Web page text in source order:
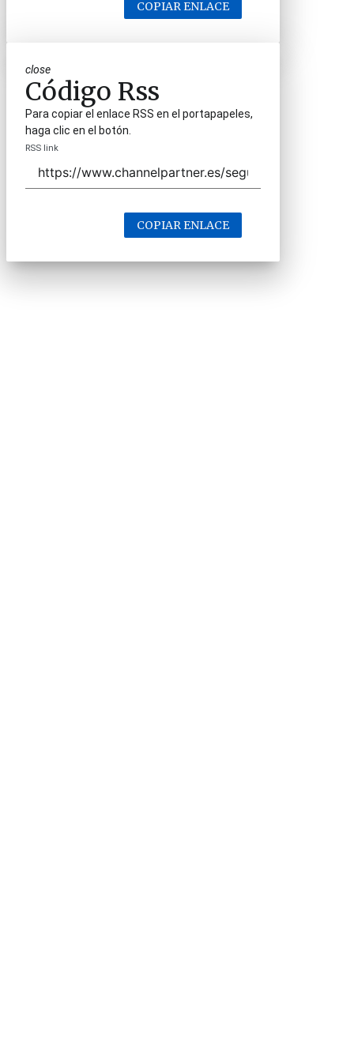
COPIAR ENLACE
close
Código Rss
Para copiar el enlace RSS en el portapapeles,
haga clic en el botón.
RSS link
COPIAR ENLACE